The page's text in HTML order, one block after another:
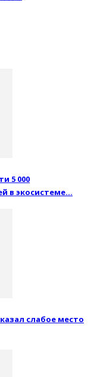
5 000
в экосистеме…
слабое место